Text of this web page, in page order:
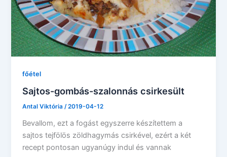
főétel
Sajtos-gombás-szalonnás csirkesült
Antal Viktória/2019-04-12
Bevallom, ezt a fogást egyszerre készítettem a
sajtos tejfölös zöldhagymás csirkével, ezért a két
recept pontosan ugyanúgy indul és vannak